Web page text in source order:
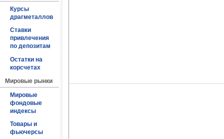
Курсы
драгметаллов
Ставки
привлечения
по депозитам
Остатки на
корсчетах
Мировые рынки
Мировые
фондовые
индексы
Товары и
фьючерсы